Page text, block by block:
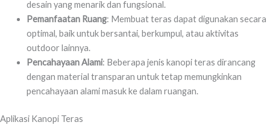
desain yang menarik dan fungsional.
Pemanfaatan Ruang: Membuat teras dapat digunakan secara
optimal, baik untuk bersantai, berkumpul, atau aktivitas
outdoor lainnya.
Pencahayaan Alami: Beberapa jenis kanopi teras dirancang
dengan material transparan untuk tetap memungkinkan
pencahayaan alami masuk ke dalam ruangan.
Aplikasi Kanopi Teras